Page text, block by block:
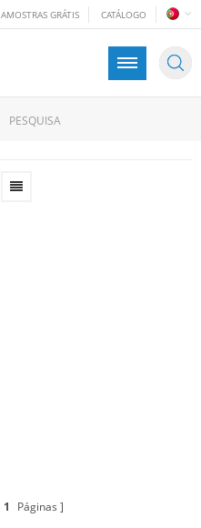
AMOSTRAS GRÁTIS CATÁLOGO
PESQUISA
1 Páginas